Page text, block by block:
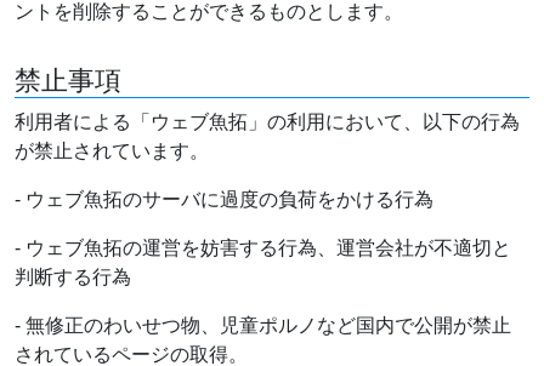
ントを削除することができるものとします。
禁止事項
利用者による「ウェブ魚拓」の利用において、以下の行為
が禁止されています。
- ウェブ魚拓のサーバに過度の負荷をかける行為
- ウェブ魚拓の運営を妨害する行為、運営会社が不適切と
判断する行為
- 無修正のわいせつ物、児童ポルノなど国内で公開が禁止
されているページの取得。